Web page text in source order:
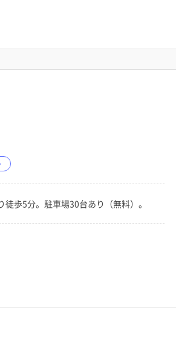
歩5分。駐車場30台あり（無料）。